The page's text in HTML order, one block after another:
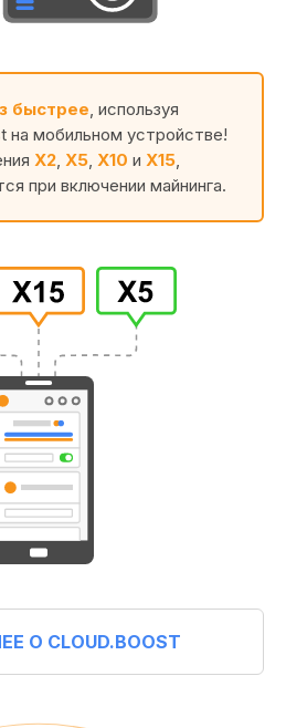
быстрее , используя
на мобильном устройстве!
X2 X5 X10 и X15
при включении майнинга.
О CLOUD.BOOST